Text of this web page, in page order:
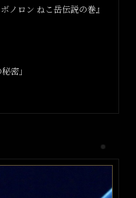
ノロン ねこ岳伝説の巻』
密」